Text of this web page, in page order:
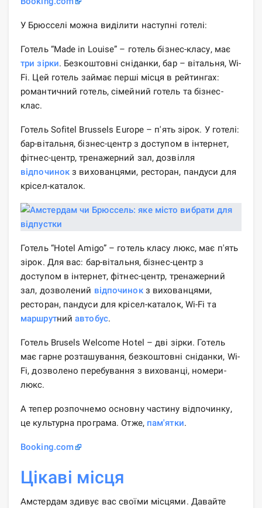
У Брюсселі можна виділити наступні готелі:
Готель “Made in Louise” – готель бізнес-класу, має
три зірки. Безкоштовні сніданки, бар – вітальня, Wi-
Fi. Цей готель займає перші місця в рейтингах:
романтичний готель, сімейний готель та бізнес-
клас.
Готель Sofitel Brussels Europe – п'ять зірок. У готелі:
бар-вітальня, бізнес-центр з доступом в інтернет,
фітнес-центр, тренажерний зал, дозвілля
відпочинок з вихованцями, ресторан, пандуси для
крісел-каталок.
Готель “Hotel Amigo” – готель класу люкс, має п'ять
зірок. Для вас: бар-вітальня, бізнес-центр з
доступом в інтернет, фітнес-центр, тренажерний
зал, дозволений відпочинокз вихованцями,
ресторан, пандуси для крісел-каталок, Wi-Fi та
маршрутнийавтобус.
Готель Brusels Welcome Hotel – дві зірки. Готель
має гарне розташування, безкоштовні сніданки, Wi-
Fi, дозволено перебування з вихованці, номери-
люкс.
А тепер розпочнемо основну частину відпочинку,
це культурна програма. Отже, пам'ятки.
Booking.com
Цікаві місця
Амстердам здивує вас своїми місцями. Давайте